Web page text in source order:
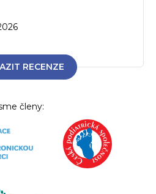
z 5 hvězdiček.
RECENZE
členy: